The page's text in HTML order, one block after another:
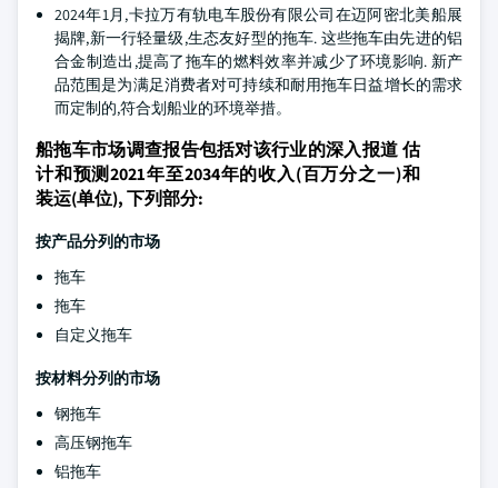
2024年1月,卡拉万有轨电车股份有限公司在迈阿密北美船展
揭牌,新一行轻量级,生态友好型的拖车. 这些拖车由先进的铝
合金制造出,提高了拖车的燃料效率并减少了环境影响. 新产
品范围是为满足消费者对可持续和耐用拖车日益增长的需求
而定制的,符合划船业的环境举措。
船拖车市场调查报告包括对该行业的深入报道 估
计和预测2021年至2034年的收入(百万分之一)和
装运(单位), 下列部分:
按产品分列的市场
拖车
拖车
自定义拖车
按材料分列的市场
钢拖车
高压钢拖车
铝拖车